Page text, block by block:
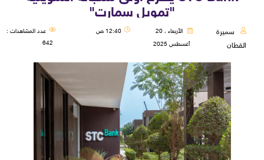
"تمويل سمارت"
سميرة
القطان
الأربعاء ، 20
أغسطس 2025
12:40 ص
عدد المشاهدات :
642